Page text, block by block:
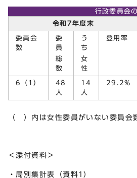
行政委員会
令和7年度末
委員会
数
委
員
総
数
う
ち
女
性
登用率
6（1）
48
人
14
人
29.2%
（ ）内は女性委員がいない委員
＜添付資料＞
・局別集計表（資料1）